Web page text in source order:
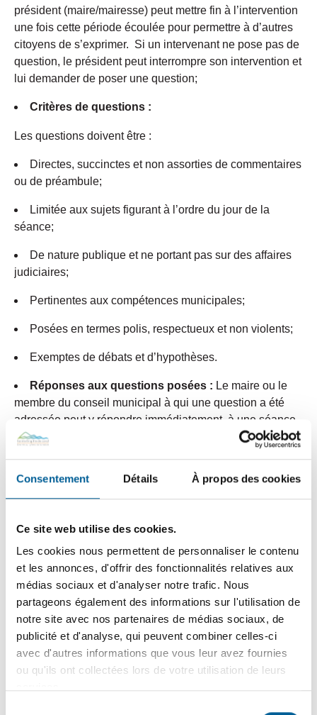
Consentement Détails À propos des cookies
Ce site web utilise des cookies.
Les cookies nous permettent de personnaliser le contenu
et les annonces, d'offrir des fonctionnalités relatives aux
médias sociaux et d'analyser notre trafic. Nous
partageons également des informations sur l'utilisation de
notre site avec nos partenaires de médias sociaux, de
publicité et d'analyse, qui peuvent combiner celles-ci
avec d'autres informations que vous leur avez fournies
ou qu'ils ont collectées lors de votre utilisation de leurs
président (maire/mairesse) peut mettre fin à l’intervention
une fois cette période écoulée pour permettre à d’autres
citoyens de s’exprimer. Si un intervenant ne pose pas de
question, le président peut interrompre son intervention et
lui demander de poser une question;
Critères de questions :
Les questions doivent être :
Directes, succinctes et non assorties de commentaires
ou de préambule;
Limitée aux sujets figurant à l’ordre du jour de la
séance;
De nature publique et ne portant pas sur des affaires
judiciaires;
Pertinentes aux compétences municipales;
Posées en termes polis, respectueux et non violents;
Exemptes de débats et d’hypothèses.
Réponses aux questions posées : Le maire ou le
membre du conseil municipal à qui une question a été
adressée peut y répondre immédiatement, à une séance
subséquente, ou par écrit. Cette flexibilité permet de
recherches ou des consultations supplémentaires sont
nécessaires. Certaines questions peuvent aussi devoir
renseignements personnels.
Sachez qu’il est toujours possible de contacter les
conseillers municipaux ou le maire. Ainsi, les citoyens
désirant questionner les élus ou pour toute question ne
nécessitant pas une réponse en séance du conseil, sont
invités :
À écrire directement aux élus. Consultez